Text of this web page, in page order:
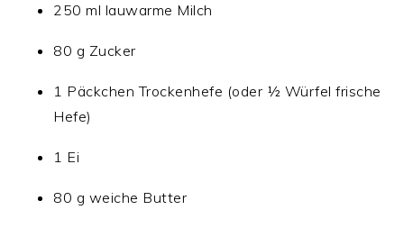
250 ml lauwarme Milch
80 g Zucker
1 Päckchen Trockenhefe (oder ½ Würfel frische
Hefe)
1 Ei
80 g weiche Butter